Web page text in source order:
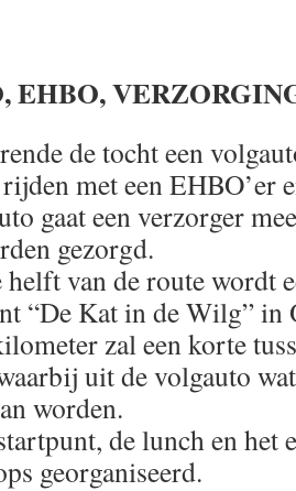
EHBO,
de tocht een
met een EHBO’er
gaat een verzorger
gezorgd.
helft van de route wordt
“De Kat in de Wilg” in
zal een korte
uit de volgauto
worden.
de lunch en het
georganiseerd.